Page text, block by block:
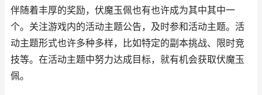
伴随着丰厚的奖励，伏魔玉佩也有也许成为其中其中一
个。关注游戏内的活动主题公告，及时参和活动主题。活
动主题形式也许多种多样，比如特定的副本挑战、限时竞
技等。在活动主题中努力达成目标，就有机会获取伏魔玉
佩。